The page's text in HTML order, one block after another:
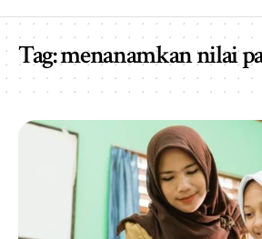
Tag:menanamkan nilai